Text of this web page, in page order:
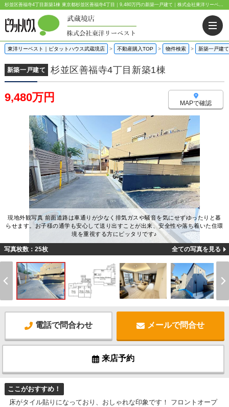
杉並区善福寺4丁目新築1棟 東京都杉並区善福寺4丁目｜9,480万円の新築一戸建て｜株式会社東洋リーベスト
東洋リーベスト｜ピタットハウス武蔵境店 > 不動産購入TOP > 物件検索 > 新築一戸建て
新築一戸建て 杉並区善福寺4丁目新築1棟
9,480万円 MAPで確認
現地外観写真 前面道路は車通りが少なく排気ガスや騒音を気にせずゆったりと暮
らせます。お子様の通学も安心して送り出すことが出来、安全性や落ち着いた住環
境を重視する方にピッタリです♪
写真枚数：25枚 全ての写真を見る
電話で問合わせ メールで問合せ
来店予約
ここがおすすめ！
床がタイル貼りになっており、おしゃれな印象です！ フロントオープ